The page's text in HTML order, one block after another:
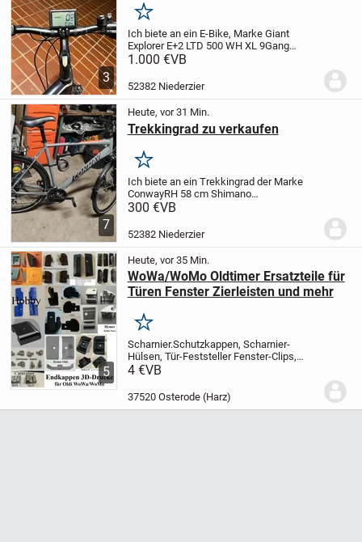
3
Merken
Ich biete an ein E-Bike, Marke Giant
Explorer E+2 LTD 500 WH XL 9Gang
Shimano RH 59 cm
1000 €
1.000 €VB
52382 Niederzier
7
Heute, vor 31 Min.
Trekkingrad zu verkaufen
Merken
Ich biete an ein Trekkingrad der Marke
ConwayRH 58 cm Shimano
Schaltung
300 €VB
52382 Niederzier
5
Heute, vor 35 Min.
WoWa/WoMo Oldtimer Ersatzteile für
Türen Fenster Zierleisten und mehr
Merken
Scharnier.Schutzkappen, Scharnier-
Hülsen, Tür-FeststellerFenster-Clips,
Haltenasen, Haltestift-Rollo,
Kederleisten und Zierleisten
Gasflaschen-Halter für 11Kg u....
4 €VB
37520 Osterode (Harz)